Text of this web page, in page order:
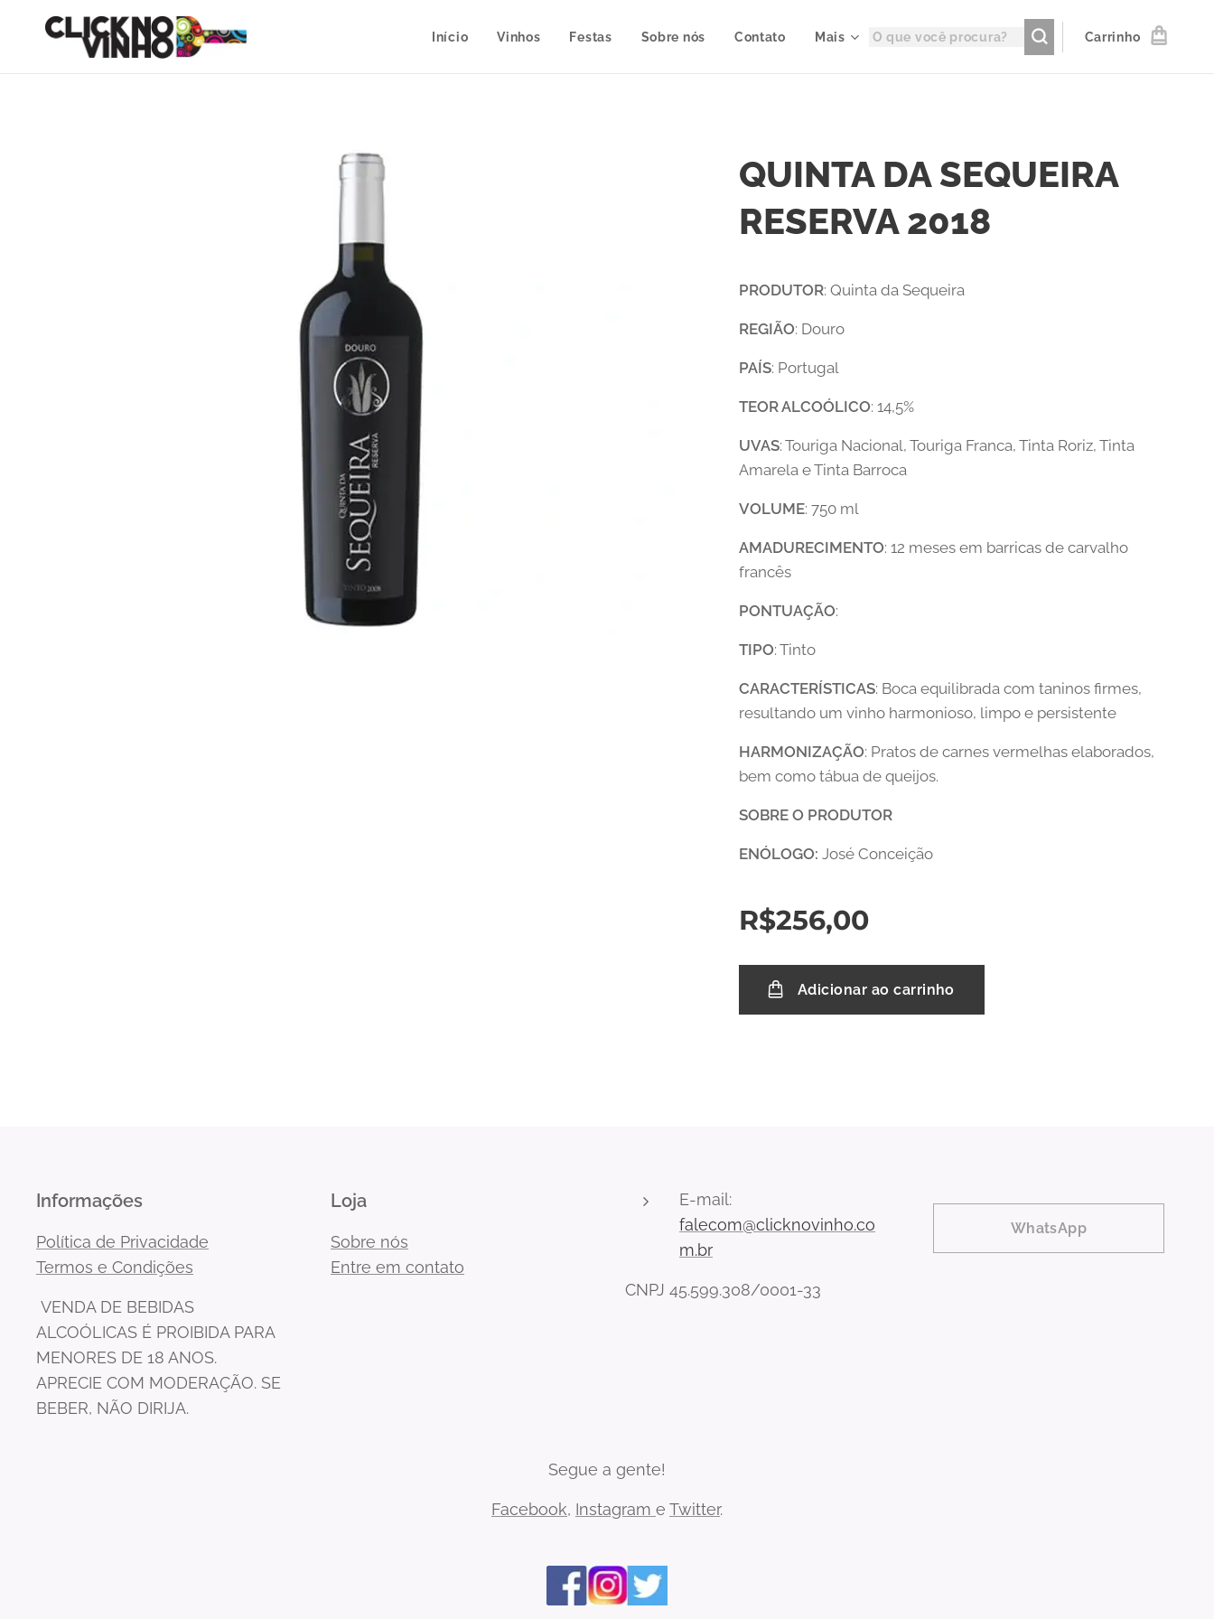
Início Vinhos Festas Sobre nós Contato Mais Carrinho
QUINTA DA SEQUEIRA
RESERVA 2018
PRODUTOR: Quinta da Sequeira
REGIÃO: Douro
PAÍS: Portugal
TEOR ALCOÓLICO: 14,5%
UVAS: Touriga Nacional, Touriga Franca, Tinta Roriz, Tinta
Amarela e Tinta Barroca
VOLUME: 750 ml
AMADURECIMENTO: 12 meses em barricas de carvalho
francês
PONTUAÇÃO:
TIPO: Tinto
CARACTERÍSTICAS: Boca equilibrada com taninos firmes,
resultando um vinho harmonioso, limpo e persistente
HARMONIZAÇÃO: Pratos de carnes vermelhas elaborados,
bem como tábua de queijos.
SOBRE O PRODUTOR
ENÓLOGO:José Conceição
R$256,00
Adicionar ao carrinho
Informações
Política de Privacidade
Termos e Condições
VENDA DE BEBIDAS
ALCOÓLICAS É PROIBIDA PARA
MENORES DE 18 ANOS.
APRECIE COM MODERAÇÃO. SE
BEBER, NÃO DIRIJA.
Loja
Sobre nós
Entre em contato
E-mail:
falecom@clicknovinho.co
m.br
CNPJ 45.599.308/0001-33
WhatsApp
Segue a gente!
Facebook, Instagram e Twitter.